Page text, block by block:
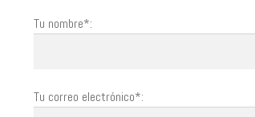
Tu nombre*:
Tu correo electrónico*: